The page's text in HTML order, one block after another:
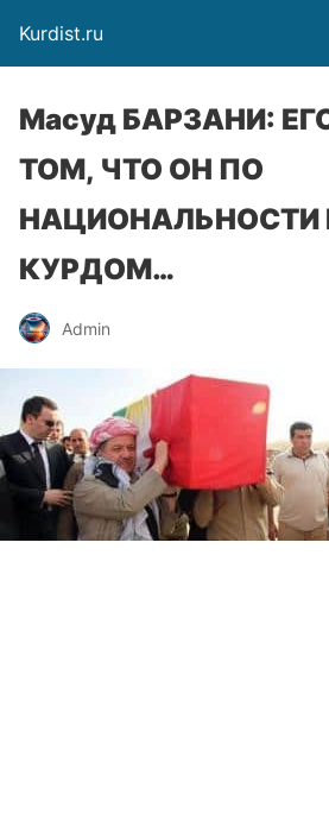
Kurdist.ru
Масуд БАРЗАНИ:
ТОМ, ЧТО ОН ПО
НАЦИОНАЛЬНОСТИ
КУРДОМ…
Admin